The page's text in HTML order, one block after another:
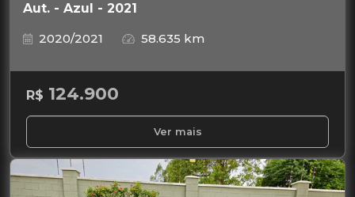
Aut. - Azul - 2021
2020/2021
58.635 km
R$ 124.900
Ver mais